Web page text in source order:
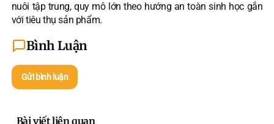
nuôi tập trung, quy mô lớn theo hướng an toàn sinh học gắn
với tiêu thụ sản phẩm.
Bình Luận
Gửi bình luận
Bài viết liên quan